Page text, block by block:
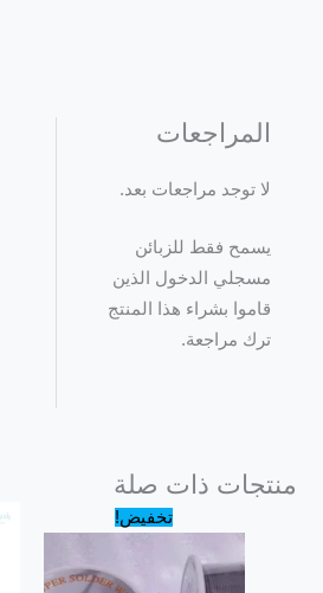
المراجعات
لا توجد مراجعات بعد.
يسمح فقط للزبائن
مسجلي الدخول الذين
قاموا بشراء هذا المنتج
ترك مراجعة.
منتجات ذات صلة
تخفيض!
الأصلي
225.00 EGP.
السعر
الحالي
219.00 EGP.